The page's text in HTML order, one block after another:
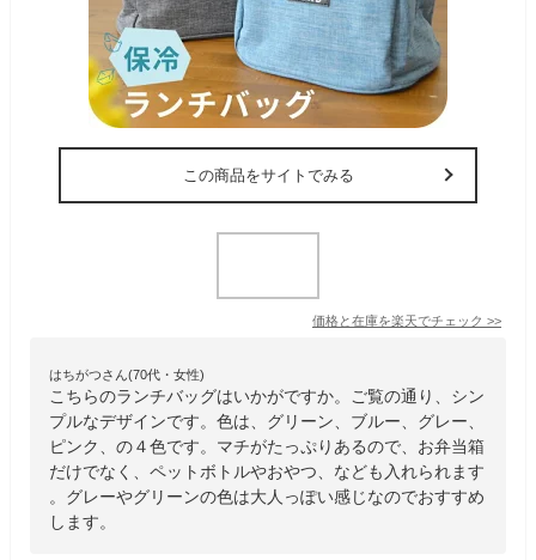
この商品をサイトでみる
価格と在庫を楽天でチェック >>
はちがつさん(70代・女性)
こちらのランチバッグはいかがですか。ご覧の通り、シン
プルなデザインです。色は、グリーン、ブルー、グレー、
ピンク、の４色です。マチがたっぷりあるので、お弁当箱
だけでなく、ペットボトルやおやつ、なども入れられます
。グレーやグリーンの色は大人っぽい感じなのでおすすめ
します。